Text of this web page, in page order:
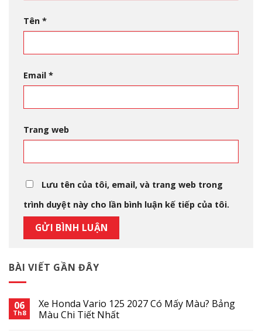
BÀI VIẾT GẦN ĐÂY
06
Th8
Xe Honda Vario 125 2027 Có Mấy Màu? Bảng
Màu Chi Tiết Nhất
Tên *
Email *
Trang web
Lưu tên của tôi, email, và trang web trong
trình duyệt này cho lần bình luận kế tiếp của tôi.